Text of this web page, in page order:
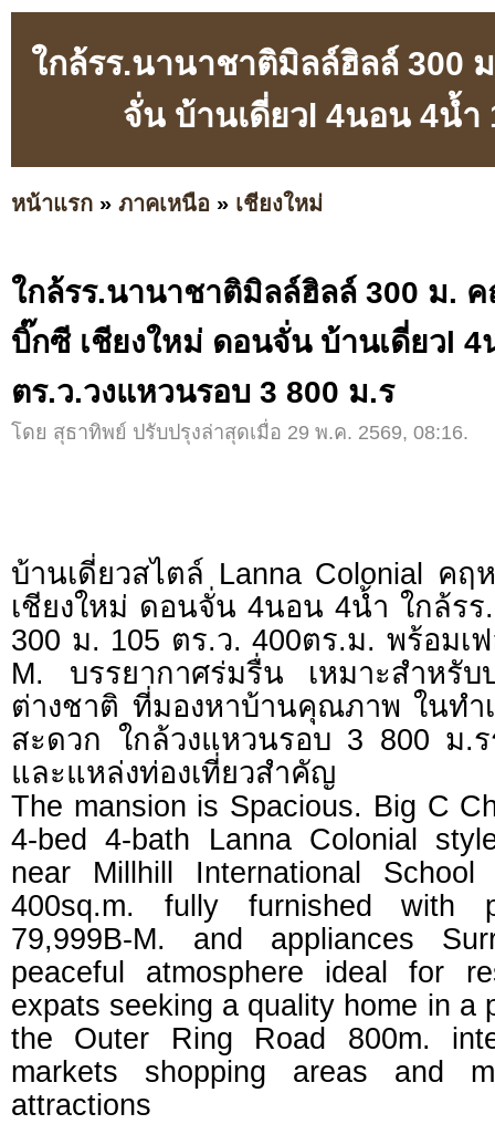
ใกล้รร.นานาชาติมิลล์ฮิลล์ 300
จั่น บ้านเดี่ยวl 4นอน 4น้ำ
หน้าแรก » ภาคเหนือ » เชียงใหม่
ใกล้รร.นานาชาติมิลล์ฮิลล์ 300 ม.
บิ๊กซี เชียงใหม่ ดอนจั่น บ้านเดี่ยวl 4
ตร.ว.วงแหวนรอบ 3 800 ม.ร
โดย สุธาทิพย์ ปรับปรุงล่าสุดเมื่อ 29 พ.ค. 2569, 08:16.
บ้านเดี่ยวสไตล์ Lanna Colonial ค
เชียงใหม่ ดอนจั่น 4นอน 4น้ำ ใกล้ร
300 ม. 105 ตร.ว. 400ตร.ม. พร้อมเ
M. บรรยากาศร่มรื่น เหมาะสำหรั
ต่างชาติ ที่มองหาบ้านคุณภาพ ในทำ
สะดวก ใกล้วงแหวนรอบ 3 800 ม.
และแหล่งท่องเที่ยวสำคัญ
The mansion is Spacious. Big C
4-bed 4-bath Lanna Colonial
near Millhill International School
400sq.m. fully furnished with
79,999B-M. and appliances
peaceful atmosphere ideal for
expats seeking a quality home in a
the Outer Ring Road 800m.
markets shopping areas and
attractions